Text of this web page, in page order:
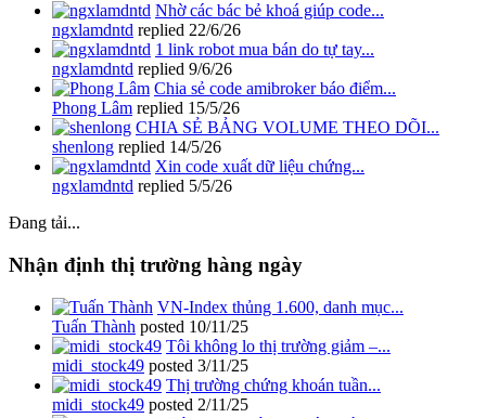
Nhờ các bác bẻ khoá giúp code...
ngxlamdntd replied 22/6/26
1 link robot mua bán do tự tay...
ngxlamdntd replied 9/6/26
Chia sẻ code amibroker báo điểm...
Phong Lâm replied 15/5/26
CHIA SẺ BẢNG VOLUME THEO DÕI...
shenlong replied 14/5/26
Xin code xuất dữ liệu chứng...
ngxlamdntd replied 5/5/26
Đang tải...
Nhận định thị trường hàng ngày
VN-Index thủng 1.600, danh mục...
Tuấn Thành posted 10/11/25
Tôi không lo thị trường giảm –...
midi_stock49 posted 3/11/25
Thị trường chứng khoán tuần...
midi_stock49 posted 2/11/25